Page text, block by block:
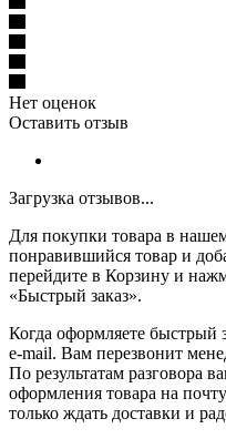
Нет оценок
Оставить отзыв
Загрузка отзывов...
Для покупки товара в
понравившийся товар и
перейдите в Корзину и
«Быстрый заказ».
Когда оформляете
e-mail. Вам перезвонит
По результатам разговора
оформления товара на
только ждать доставки и